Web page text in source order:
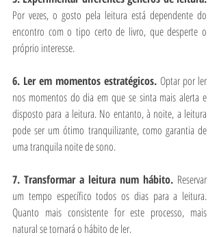
Por vezes, o gosto pela leitura está dependente do
encontro com o tipo certo de livro, que desperte o
próprio interesse.
6. Ler em momentos estratégicos. Optar por ler
nos momentos do dia em que se sinta mais alerta e
disposto para a leitura. No entanto, à noite, a leitura
pode ser um ótimo tranquilizante, como garantia de
uma tranquila noite de sono.
7. Transformar a leitura num hábito. Reservar
um tempo específico todos os dias para a leitura.
Quanto mais consistente for este processo, mais
natural se tornará o hábito de ler.